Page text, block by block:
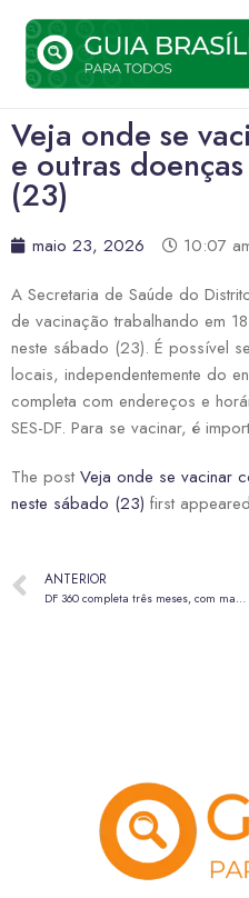
Veja onde se
e outras
(23)
maio 23, 2026
10:07
A Secretaria de Saúde do
de vacinação trabalhando em
neste sábado (23). É possível
locais, independentemente do
completa com endereços e
SES-DF. Para se vacinar, é
The post Veja onde se vacinar
neste sábado (23) first
ANTERIOR
DF 360 completa três meses, com mais de 2,4 mil câmeras de segurança